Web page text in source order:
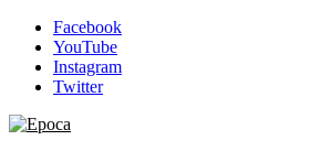
Facebook
YouTube
Instagram
Twitter